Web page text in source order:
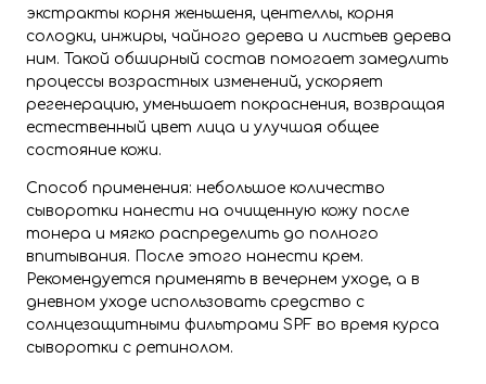
экстракты корня женьшеня, центеллы, корня
солодки, инжиры, чайного дерева и листьев дерева
ним. Такой обширный состав помогает замедлить
процессы возрастных изменений, ускоряет
регенерацию, уменьшает покраснения, возвращая
естественный цвет лица и улучшая общее
состояние кожи.
Способ применения: небольшое количество
сыворотки нанести на очищенную кожу после
тонера и мягко распределить до полного
впитывания. После этого нанести крем.
Рекомендуется применять в вечернем уходе, а в
дневном уходе использовать средство с
солнцезащитными фильтрами SPF во время курса
сыворотки с ретинолом.